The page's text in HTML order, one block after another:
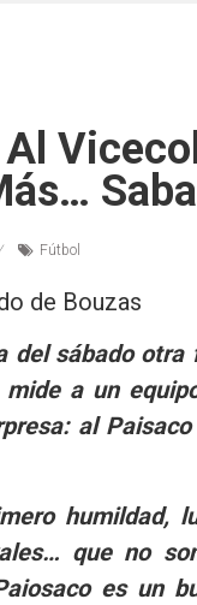
Fútbol
de Bouzas
del sábado
mide a un
al
humildad,
que no
es un